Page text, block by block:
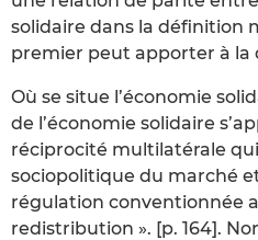
solidaire dans la définition
premier peut apporter à la
Où se situe l’économie
de l’économie solidaire
réciprocité multilatérale
sociopolitique du marché
régulation conventionnée
redistribution ». [p. 164].